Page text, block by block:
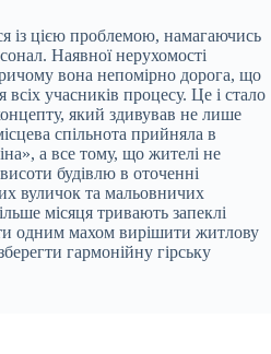
із цією проблемою, намагаючись
Наявної нерухомості
вона непомірно дорога, що
учасників процесу. Це і стало
який здивував не лише
спільнота прийняла в
а все тому, що жителі не
будівлю в оточенні
вуличок та мальовничих
місяця тривають запеклі
одним махом вирішити житлову
гармонійну гірську